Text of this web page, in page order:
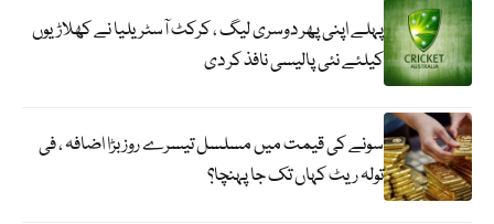
پہلے اپنی پھر دوسری لیگ ، کرکٹ آسٹریلیا نے کھلاڑیوں
کیلئے نئی پالیسی نافذ کر دی
سونے کی قیمت میں مسلسل تیسرے روز بڑا اضافہ ، فی
تولہ ریٹ کہاں تک جا پہنچا؟